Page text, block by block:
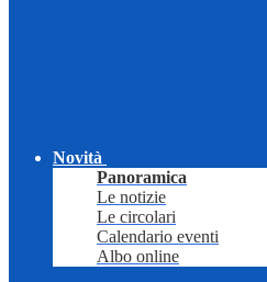
Novità
Panoramica
Le notizie
Le circolari
Calendario eventi
Albo online